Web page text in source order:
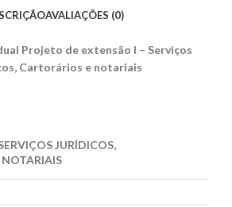
AVALIAÇÕES (0)
Projeto de extensão I – Serviços
Cartorários e notariais
JURÍDICOS,